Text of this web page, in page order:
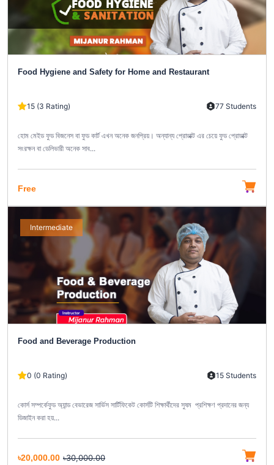
Food Hygiene and Safety for Home and Restaurant
15 (3 Rating) 77 Students
হোম মেইড ফুড বিজনেস বা ফুড কার্ট এখন অনেক জনপ্রিয়। অন্যান্য প্রোডাক্ট এর চেয়ে ফুড প্রোডাক্ট
সংরক্ষন বা ডেলিভারী অনেক সাব...
Free
Intermediate
Food and Beverage Production
0 (0 Rating) 15 Students
কোর্স সম্পর্কেফুড অ্যান্ড বেভারেজ সার্ভিস সার্টিফিকেট কোর্সটি শিক্ষার্থীদের সুষম প্রশিক্ষণ প্রদানের জন্য
ডিজাইন করা হয়...
৳20,000.00 ৳30,000.00